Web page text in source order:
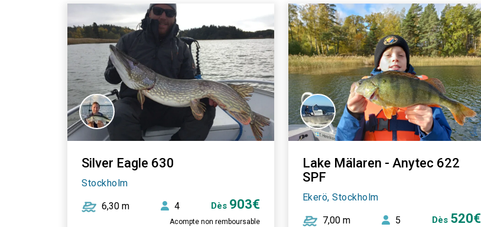
Silver Eagle 630
Stockholm
6,30 m 4 Dès 903€
Acompte non remboursable
Lake Mälaren - Anytec 622
SPF
Ekerö, Stockholm
7,00 m 5 Dès 520€